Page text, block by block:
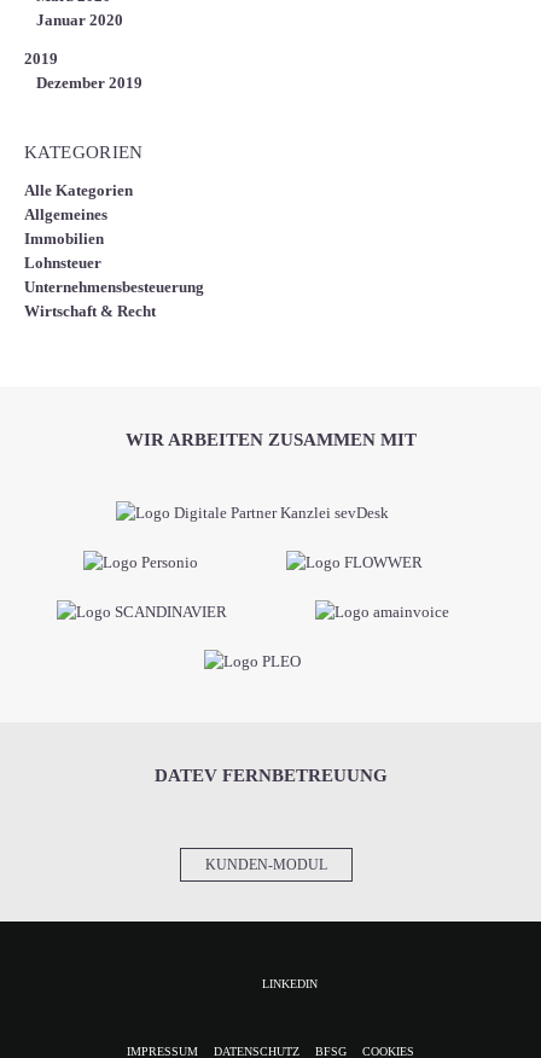
Januar 2020
2019
Dezember 2019
KATEGORIEN
Alle Kategorien
Allgemeines
Immobilien
Lohnsteuer
Unternehmensbesteuerung
Wirtschaft & Recht
WIR ARBEITEN ZUSAMMEN MIT
DATEV FERNBETREUUNG
KUNDEN-MODUL
LINKEDIN
NAVIGATION
IMPRESSUM DATENSCHUTZ BFSG COOKIES